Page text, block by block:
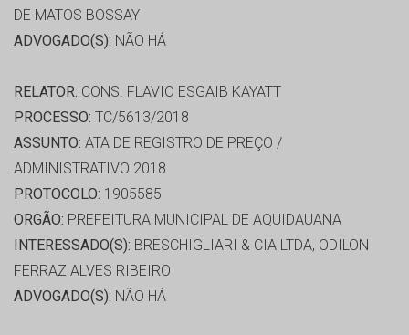
DE MATOS BOSSAY
ADVOGADO(S): NÃO HÁ
RELATOR: CONS. FLAVIO ESGAIB KAYATT
PROCESSO: TC/5613/2018
ASSUNTO: ATA DE REGISTRO DE PREÇO /
ADMINISTRATIVO 2018
PROTOCOLO: 1905585
ORGÃO: PREFEITURA MUNICIPAL DE AQUIDAUANA
INTERESSADO(S): BRESCHIGLIARI & CIA LTDA, ODILON
FERRAZ ALVES RIBEIRO
ADVOGADO(S): NÃO HÁ